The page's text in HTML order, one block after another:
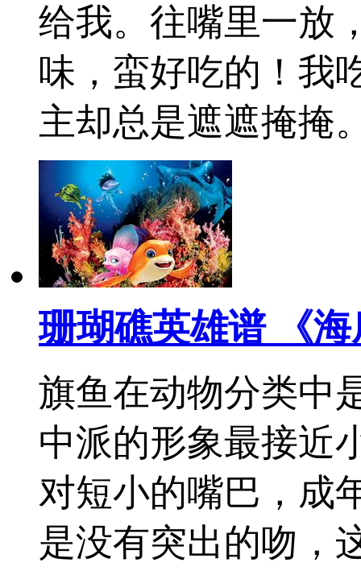
给我。往嘴里一放
味，蛮好吃的！我
主却总是遮遮掩
珊瑚礁英雄谱 《
旗鱼在动物分类中
中派的形象最接近
对短小的嘴巴，成
是没有突出的吻